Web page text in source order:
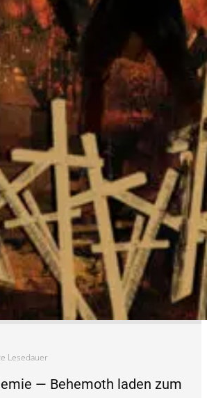
Lesedauer
— Behemoth laden zum